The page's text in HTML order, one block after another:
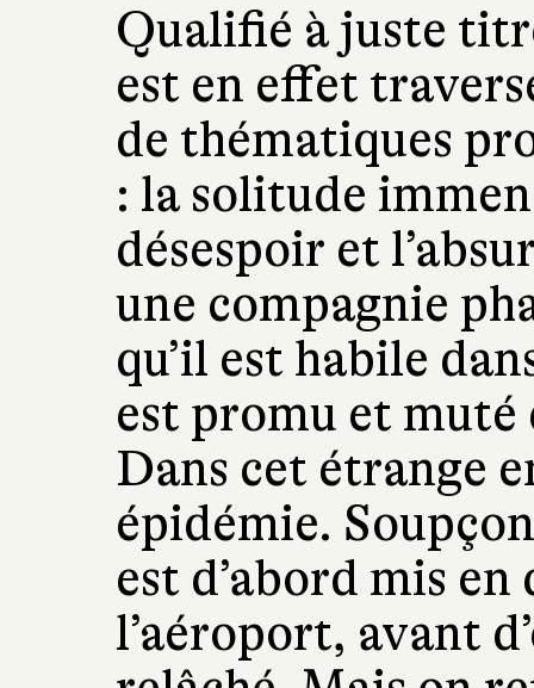
Qualifié à juste
est en effet
de thématiques
: la solitude
désespoir et
une compagnie
qu’il est habile
est promu et muté
Dans cet étrange
épidémie.
est d’abord mis
l’aéroport, avant